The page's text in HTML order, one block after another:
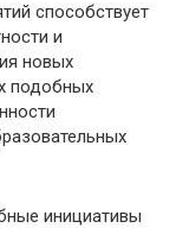
способствует
и
новых
подобных
инициативы